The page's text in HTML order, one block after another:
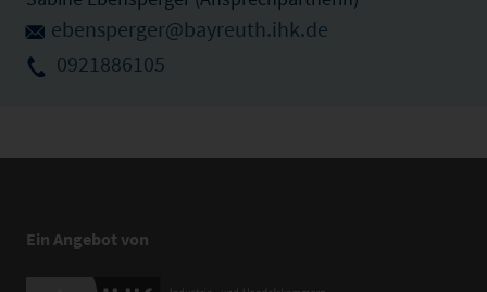
ebensperger@bayreuth.ihk.de
0921886105
Ein Angebot von